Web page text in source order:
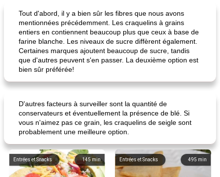
Tout d'abord, il y a bien sûr les fibres que nous avons
mentionnées précédemment. Les craquelins à grains
entiers en contiennent beaucoup plus que ceux à base de
farine blanche. Les niveaux de sucre diffèrent également.
Certaines marques ajoutent beaucoup de sucre, tandis
que d'autres peuvent s'en passer. La deuxième option est
bien sûr préférée!
D'autres facteurs à surveiller sont la quantité de
conservateurs et éventuellement la présence de blé. Si
vous n'aimez pas ce grain, les craquelins de seigle sont
probablement une meilleure option.
145 min
Entrées et Snacks 495 min
Entrées et Snacks